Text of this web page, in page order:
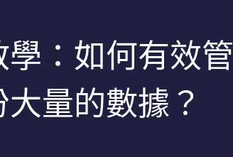
：如何有效
量的數據？